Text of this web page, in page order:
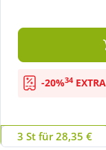
-20%34EXTRA
3 St für 28,35 €